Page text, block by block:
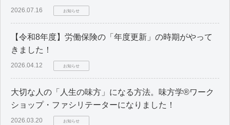
2026.07.16 お知らせ
【令和8年度】労働保険の「年度更新」の時期がやって
きました！
2026.04.12 お知らせ
大切な人の「人生の味方」になる方法。味方学®ワーク
ショップ・ファシリテーターになりました！
2026.03.20 お知らせ